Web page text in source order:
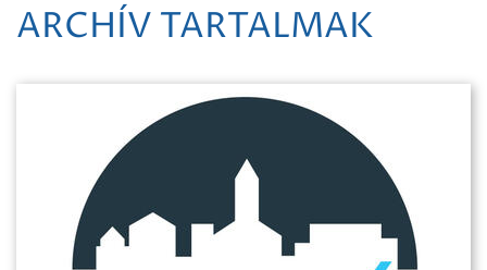
ARCHÍV TARTALMAK